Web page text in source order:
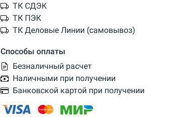
ТК СДЭК
ТК ПЭК
ТК Деловые Линии (самовывоз)
Способы оплаты
Безналичный расчет
Наличными при получении
Банковской картой при получении